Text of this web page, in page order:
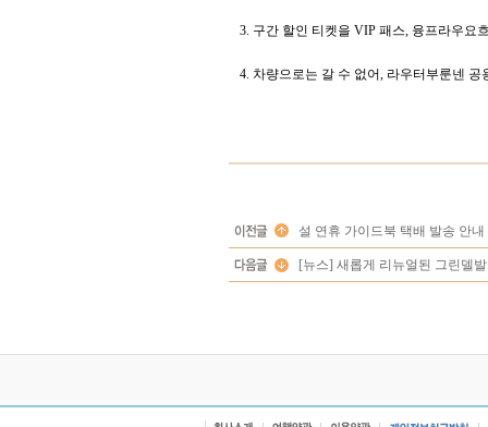
3. 구간 할인 티켓을 VIP 패스, 융프라우요
4. 차량으로는 갈 수 없어, 라우터부룬넨
설 연휴 가이드북 택배 발송 안내
[뉴스] 새롭게 리뉴얼된 그린델